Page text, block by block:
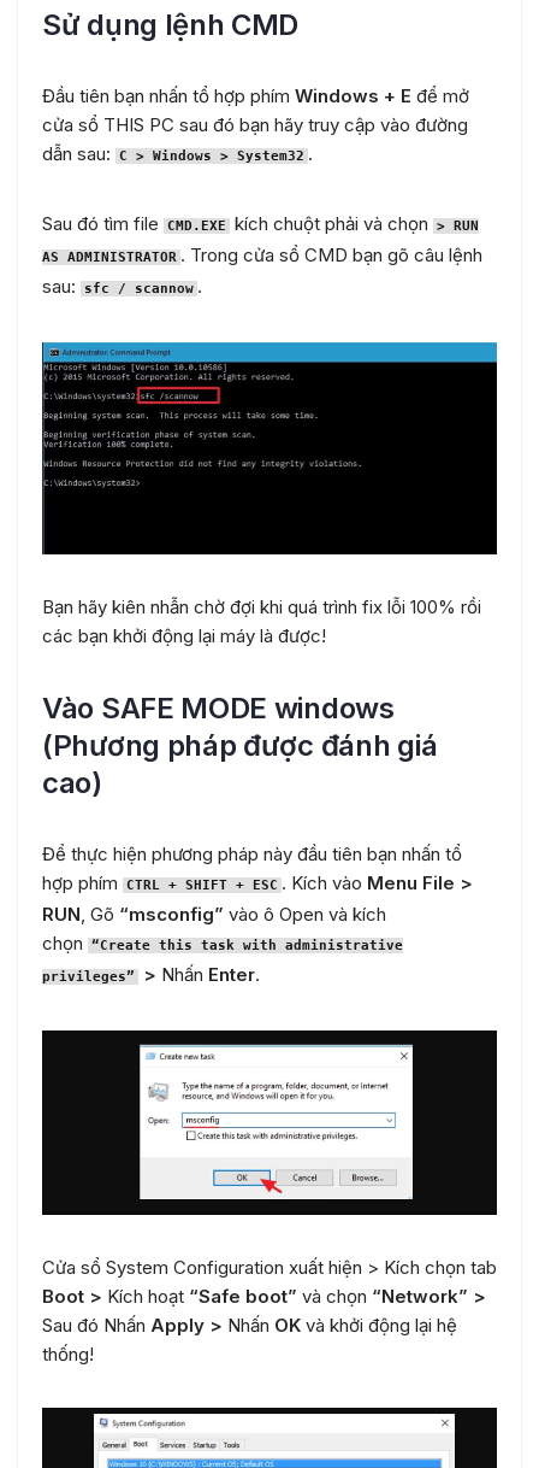
Sử dụng lệnh CMD
Đầu tiên bạn nhấn tổ hợp phím Windows + E để mở
cửa sổ THIS PC sau đó bạn hãy truy cập vào đường
dẫn sau:
C > Windows > System32 .
Sau đó tìm file CMD.EXE kích chuột phải và chọn
> RUN
AS ADMINISTRATOR . Trong cửa sổ CMD bạn gõ câu lệnh
sau:
sfc / scannow .
Bạn hãy kiên nhẫn chờ đợi khi quá trình fix lỗi 100% rồi
các bạn khởi động lại máy là được!
Vào SAFE MODE windows
(Phương pháp được đánh giá
cao)
Để thực hiện phương pháp này đầu tiên bạn nhấn tổ
hợp phím
CTRL + SHIFT + ESC . Kích vào Menu File >
RUN, Gõ “msconfig” vào ô Open và kích
chọn
“Create this task with administrative
privileges”
> Nhấn Enter.
Cửa sổ System Configuration xuất hiện > Kích chọn tab
Boot > Kích hoạt “Safe boot” và chọn “Network” >
Sau đó Nhấn Apply > Nhấn OK và khởi động lại hệ
thống!